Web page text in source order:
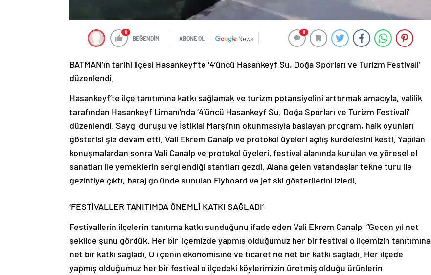
0
BEĞENDİM ABONE OL News
0
BATMAN’ın tarihi ilçesi Hasankeyf’te ‘4’üncü Hasankeyf Su, Doğa Sporları ve Turizm Festivali’
düzenlendi.
Hasankeyf’te ilçe tanıtımına katkı sağlamak ve turizm potansiyelini arttırmak amacıyla, valilik
tarafından Hasankeyf Limanı’nda ‘4’üncü Hasankeyf Su, Doğa Sporları ve Turizm Festivali’
düzenlendi. Saygı duruşu ve İstiklal Marşı’nın okunmasıyla başlayan program, halk oyunları
gösterisi şle devam etti. Vali Ekrem Canalp ve protokol üyeleri açılış kurdelesini kesti. Yapılan
konuşmalardan sonra Vali Canalp ve protokol üyeleri, festival alanında kurulan ve yöresel el
sanatları ile yemeklerin sergilendiği stantları gezdi. Alana gelen vatandaşlar tekne turu ile
gezintiye çıktı, baraj golünde sunulan Flyboard ve jet ski gösterilerini izledi.
‘FESTİVALLER TANITIMDA ÖNEMLİ KATKI SAĞLADI’
Festivallerin ilçelerin tanıtıma katkı sunduğunu ifade eden Vali Ekrem Canalp, “Geçen yıl net
şekilde şunu gördük. Her bir ilçemizde yapmış olduğumuz her bir festival o ilçemizin tanıtımına
net bir katkı sağladı. O ilçenin ekonomisine ve ticaretine net bir katkı sağladı. Her ilçede
yapmış olduğumuz her bir festival o ilçedeki köylerimizin üretmiş olduğu ürünlerin